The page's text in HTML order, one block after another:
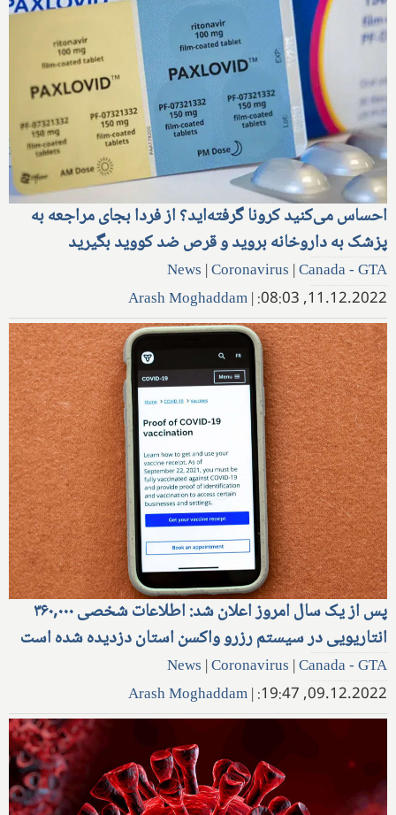
احساس می‌کنید کرونا گرفته‌اید؟ از فردا بجای مراجعه به
پزشک به داروخانه بروید و قرص ضد کووید بگیرید
News |Coronavirus |Canada - GTA
11.12.2022, 08:03:
|
Arash Moghaddam
پس از یک سال امروز اعلان شد: اطلاعات شخصی ۳۶۰,۰۰۰
انتاریویی در سیستم رزرو واکسن استان دزدیده شده است
News |Coronavirus |Canada - GTA
09.12.2022, 19:47:
|
Arash Moghaddam